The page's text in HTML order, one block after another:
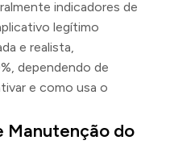
indicadores de
legítimo
e realista,
dependendo de
e como usa o
Manutenção do